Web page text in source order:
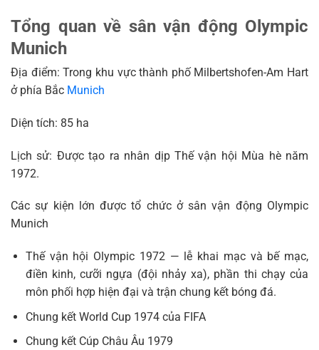
Tổng quan về sân vận động Olympic
Munich
Địa điểm: Trong khu vực thành phố Milbertshofen-Am Hart
ở phía Bắc Munich
Diện tích: 85 ha
Lịch sử: Được tạo ra nhân dịp Thế vận hội Mùa hè năm
1972.
Các sự kiện lớn được tổ chức ở sân vận động Olympic
Munich
Thế vận hội Olympic 1972 — lễ khai mạc và bế mạc,
điền kinh, cưỡi ngựa (đội nhảy xa), phần thi chạy của
môn phối hợp hiện đại và trận chung kết bóng đá.
Chung kết World Cup 1974 của FIFA
Chung kết Cúp Châu Âu 1979